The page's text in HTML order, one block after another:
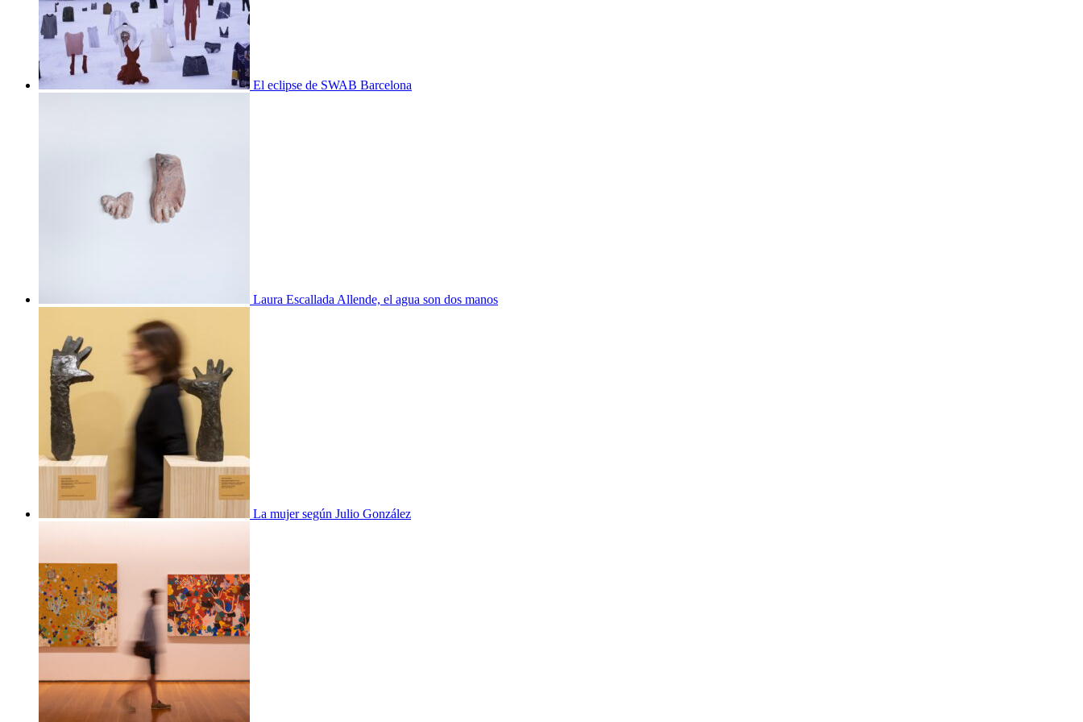
El eclipse de SWAB Barcelona
Laura Escallada Allende, el agua son dos manos
La mujer según Julio González